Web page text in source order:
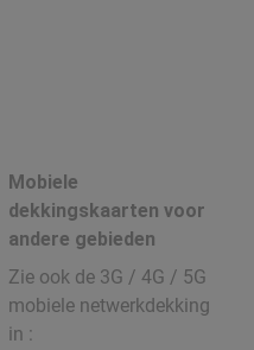
Mobiele
dekkingskaarten voor
andere gebieden
Zie ook de 3G / 4G / 5G
mobiele netwerkdekking
in :